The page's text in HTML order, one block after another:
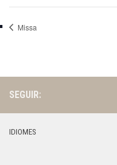
Missa
SEGUIR:
IDIOMES